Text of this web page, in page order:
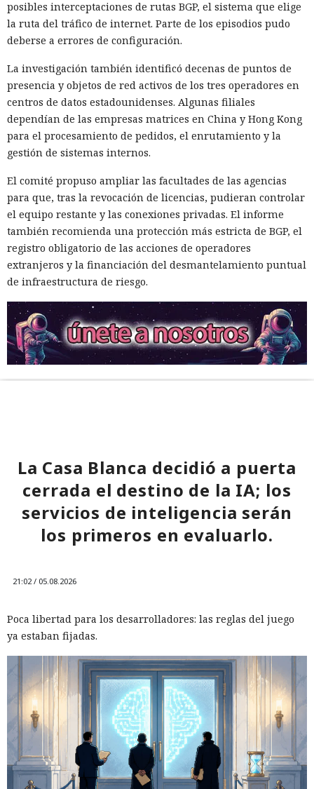
posibles interceptaciones de rutas BGP, el sistema que elige
la ruta del tráfico de internet. Parte de los episodios pudo
deberse a errores de configuración.
La investigación también identificó decenas de puntos de
presencia y objetos de red activos de los tres operadores en
centros de datos estadounidenses. Algunas filiales
dependían de las empresas matrices en China y Hong Kong
para el procesamiento de pedidos, el enrutamiento y la
gestión de sistemas internos.
El comité propuso ampliar las facultades de las agencias
para que, tras la revocación de licencias, pudieran controlar
el equipo restante y las conexiones privadas. El informe
también recomienda una protección más estricta de BGP, el
registro obligatorio de las acciones de operadores
extranjeros y la financiación del desmantelamiento puntual
de infraestructura de riesgo.
La Casa Blanca decidió a puerta
cerrada el destino de la IA; los
servicios de inteligencia serán
los primeros en evaluarlo.
21:02 / 05.08.2026
Poca libertad para los desarrolladores: las reglas del juego
ya estaban fijadas.